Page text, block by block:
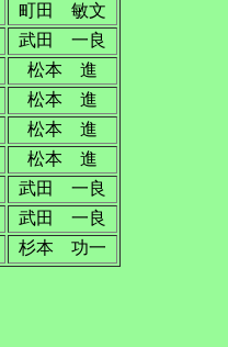
町田 敏文
武田 一良
松本 進
松本 進
松本 進
松本 進
武田 一良
武田 一良
杉本 功一